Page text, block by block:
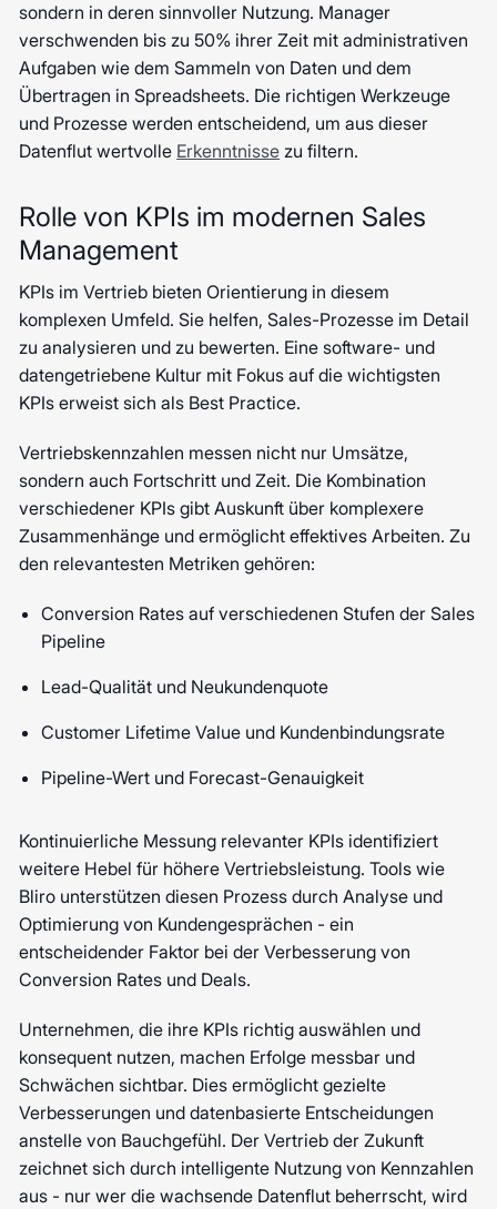
sondern in deren sinnvoller Nutzung. Manager
verschwenden bis zu 50% ihrer Zeit mit administrativen
Aufgaben wie dem Sammeln von Daten und dem
Übertragen in Spreadsheets. Die richtigen Werkzeuge
und Prozesse werden entscheidend, um aus dieser
Datenflut wertvolle Erkenntnisse zu filtern.
Rolle von KPIs im modernen Sales
Management
KPIs im Vertrieb bieten Orientierung in diesem
komplexen Umfeld. Sie helfen, Sales-Prozesse im Detail
zu analysieren und zu bewerten. Eine software- und
datengetriebene Kultur mit Fokus auf die wichtigsten
KPIs erweist sich als Best Practice.
Vertriebskennzahlen messen nicht nur Umsätze,
sondern auch Fortschritt und Zeit. Die Kombination
verschiedener KPIs gibt Auskunft über komplexere
Zusammenhänge und ermöglicht effektives Arbeiten. Zu
den relevantesten Metriken gehören:
Conversion Rates auf verschiedenen Stufen der Sales
Pipeline
Lead-Qualität und Neukundenquote
Customer Lifetime Value und Kundenbindungsrate
Pipeline-Wert und Forecast-Genauigkeit
Kontinuierliche Messung relevanter KPIs identifiziert
weitere Hebel für höhere Vertriebsleistung. Tools wie
Bliro unterstützen diesen Prozess durch Analyse und
Optimierung von Kundengesprächen - ein
entscheidender Faktor bei der Verbesserung von
Conversion Rates und Deals.
Unternehmen, die ihre KPIs richtig auswählen und
konsequent nutzen, machen Erfolge messbar und
Schwächen sichtbar. Dies ermöglicht gezielte
Verbesserungen und datenbasierte Entscheidungen
anstelle von Bauchgefühl. Der Vertrieb der Zukunft
zeichnet sich durch intelligente Nutzung von Kennzahlen
aus - nur wer die wachsende Datenflut beherrscht, wird